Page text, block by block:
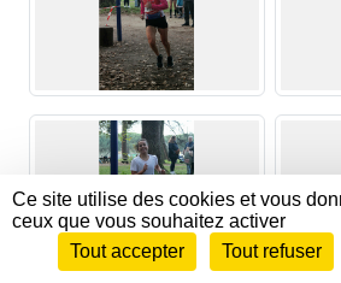
Envie de participer ?
Ce site utilise des cookies et vous
ceux que vous souhaitez activer
Tout accepter
Tout refuser